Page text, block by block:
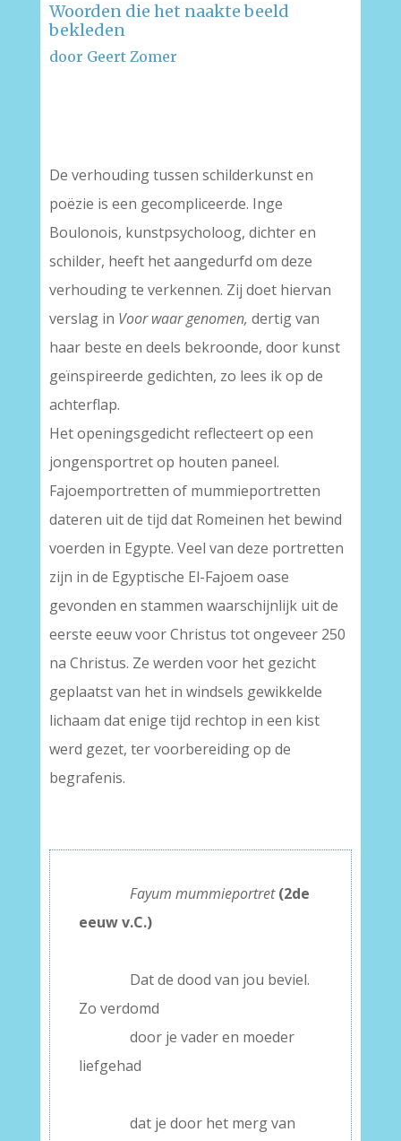
Woorden die het naakte beeld
bekleden
door Geert Zomer
De verhouding tussen schilderkunst en
poëzie is een gecompliceerde. Inge
Boulonois, kunstpsycholoog, dichter en
schilder, heeft het aangedurfd om deze
verhouding te verkennen. Zij doet hiervan
verslag in Voor waar genomen, dertig van
haar beste en deels bekroonde, door kunst
geïnspireerde gedichten, zo lees ik op de
achterflap.
Het openingsgedicht reflecteert op een
jongensportret op houten paneel.
Fajoemportretten of mummieportretten
dateren uit de tijd dat Romeinen het bewind
voerden in Egypte. Veel van deze portretten
zijn in de Egyptische El-Fajoem oase
gevonden en stammen waarschijnlijk uit de
eerste eeuw voor Christus tot ongeveer 250
na Christus. Ze werden voor het gezicht
geplaatst van het in windsels gewikkelde
lichaam dat enige tijd rechtop in een kist
werd gezet, ter voorbereiding op de
begrafenis.
Fayum mummieportret (2de
eeuw v.C.)
Dat de dood van jou beviel.
Zo verdomd
door je vader en moeder
liefgehad
dat je door het merg van